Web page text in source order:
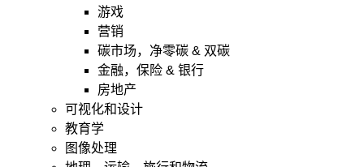
游戏
营销
碳市场，净零碳 & 双碳
金融，保险 & 银行
房地产
可视化和设计
教育学
图像处理